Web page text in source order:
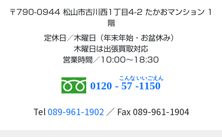
〒790-0944 松山市古川西1丁目4-2 たかおマンション 1
階
定休日／木曜日（年末年始・お盆休み）
木曜日は出張買取対応
営業時間／10:00～18:30
0120 - 57 -1150
Tel 089-961-1902 ／ Fax 089-961-1904